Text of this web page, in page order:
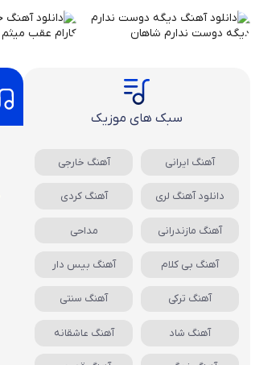
سبک های موزیک
آهنگ ایرانی آهنگ خارجی
دانلود آهنگ لری آهنگ کردی
آهنگ مازندرانی مداحی
آهنگ بی کلام آهنگ بیس دار
آهنگ ترکی آهنگ سنتی
آهنگ شاد آهنگ عاشقانه